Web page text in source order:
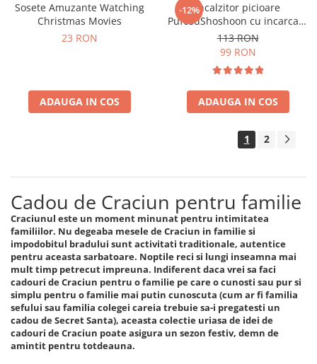
Sosete Amuzante Watching
Christmas Movies
23 RON
ADAUGA IN COS
-12%Incalzitor picioare
PufosuShoshoon cu incarcare
USB
113 RON
99 RON
ADAUGA IN COS
1 2
Cadou de Craciun pentru familie
Craciunul este un moment minunat pentru intimitatea
familiilor. Nu degeaba mesele de Craciun in familie si
impodobitul bradului sunt activitati traditionale, autentice
pentru aceasta sarbatoare. Noptile reci si lungi inseamna mai
mult timp petrecut impreuna. Indiferent daca vrei sa faci
cadouri de Craciun pentru o familie pe care o cunosti sau pur si
simplu pentru o familie mai putin cunoscuta (cum ar fi familia
sefului sau familia colegei careia trebuie sa-i pregatesti un
cadou de Secret Santa), aceasta colectie uriasa de idei de
cadouri de Craciun poate asigura un sezon festiv, demn de
amintit pentru totdeauna.